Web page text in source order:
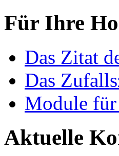
Für Ihre
Das Zitat
Das
Module
Aktuelle